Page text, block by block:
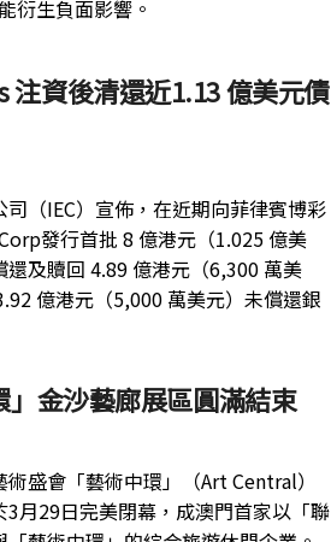
衍生負面影響。
注資後清還近1.13 億美元債
（IEC）宣佈，在近期向菲律賓博彩
發行首批 8 億港元（1.025 億美
及贖回 4.89 億港元（6,300 萬美
億港元（5,000 萬美元）未償還銀
金沙藝廊展區圓滿結束
盛會「藝術中環」（Art Central）
月29日完美閉幕，成澳門首家以「聯